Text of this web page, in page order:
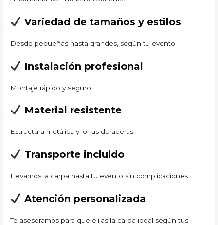
Variedad de tamaños y estilos
Desde pequeñas hasta grandes, según tu evento.
Instalación profesional
Montaje rápido y seguro.
Material resistente
Estructura metálica y lonas duraderas.
Transporte incluido
Llevamos la carpa hasta tu evento sin complicaciones.
Atención personalizada
Te asesoramos para que elijas la carpa ideal según tus